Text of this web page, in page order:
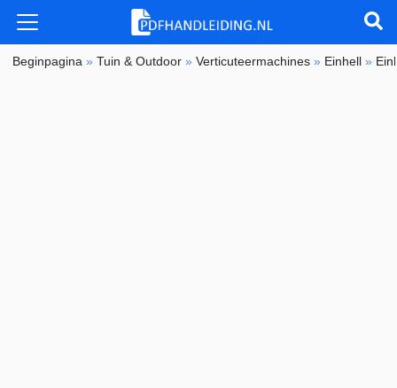
Beginpagina »Tuin & Outdoor »Verticuteermachines » Einhell »